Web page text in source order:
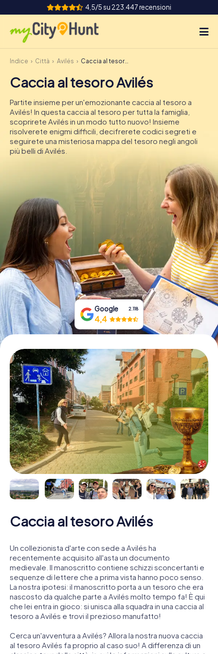
4,5/5 su 223.447 recensioni
Come funziona
Città
Tour
Team Building
Biglietti
DE
IE
IT
Prenota Biglietti
Acquista i Voucher
Indice Città Avilés Caccia al tesoro Avilés
Caccia al tesoro Avilés
Partite insieme per un'emozionante caccia al tesoro a
Avilés! In questa caccia al tesoro per tutta la famiglia,
scoprirete Avilés in un modo tutto nuovo! Insieme
risolverete enigmi difficili, decifrerete codici segreti e
seguirete una misteriosa mappa del tesoro negli angoli
più belli di Avilés.
Google 2.118
4,4
Caccia al tesoro Avilés
Un collezionista d'arte con sede a Avilés ha
recentemente acquisito all'asta un documento
medievale. Il manoscritto contiene schizzi sconcertanti e
sequenze di lettere che a prima vista hanno poco senso.
La nostra ipotesi: il manoscritto porta a un tesoro che era
nascosto da qualche parte a Avilés molto tempo fa! È qui
che lei entra in gioco: si unisca alla squadra in una caccia al
tesoro a Avilés e trovi il prezioso manufatto!
Cerca un'avventura a Avilés? Allora la nostra nuova caccia
al tesoro Avilés fa proprio al caso suo! A differenza di un